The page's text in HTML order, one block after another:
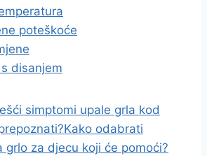
poteškoće
disanjem
simptomi upale grla kod
Kako odabrati
grlo za djecu koji će pomoći?